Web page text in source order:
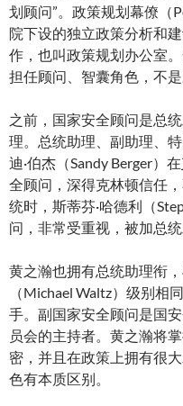
划顾问”。政策规划幕僚（
院下设的独立政策分析和
作，也叫政策规划办公室
担任顾问、智囊角色，不是
之前，国家安全顾问是总
理。总统助理、副助理、
迪·伯杰（Sandy Berger）在
全顾问，深得克林顿信任
统时，斯蒂芬·哈德利（
问，非常受重视，被加总统
黄之瀚也拥有总统助理衔
（Michael Waltz）级别相
手。副国家安全顾问是国
员会的主持者。黄之瀚将
密，并且在政策上拥有很
色有本质区别。